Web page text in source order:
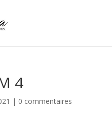
4
| 0 commentaires